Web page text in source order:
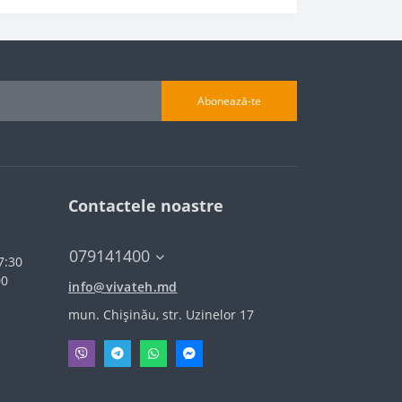
Abonează-te
Contactele noastre
079141400
info@vivateh.md
mun. Chișinău, str. Uzinelor 17